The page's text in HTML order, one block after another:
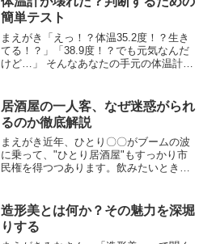
ゃんと、しっかりわかり...
簡単テスト
まえがき「えっ！？体温35.2度！？生き
てる！？」「38.9度！？でも元気なんだ
けど…」 そんなあなたの手元の体温計、
見抜く方法を、ちょっと愉快にお届けし
ます！結論まず...
居酒屋の一人客、なぜ迷惑がられ
るのか徹底解説
まえがき近年、ひとり〇〇がブームの波
に乗って、"ひとり居酒屋"もすっかり市
民権を得つつあります。飲みたいときに
には「一人で居酒屋って…なんか迷惑じ
ゃない？」なんてネガテ...
造形美とは何か？その魅力を深堀
りする